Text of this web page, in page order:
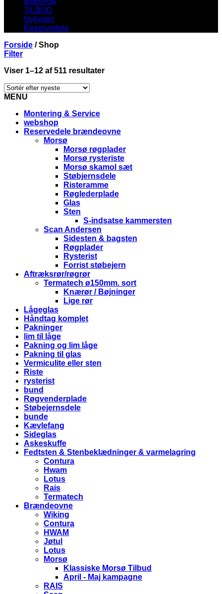
TILBUD
Nyheder
Reservedele
Forside /Shop
Filter
Viser 1–12 af 511 resultater
MENU
Montering & Service
webshop
Reservedele brændeovne
Morsø
Morsø røgplader
Morsø rysteriste
Morsø skamol sæt
Støbjernsdele
Risteramme
Røglederplade
Glas
Sten
S-indsatse kammersten
Scan Andersen
Sidesten & bagsten
Røgplader
Rysterist
Forrist støbejern
Aftræksrør/røgrør
Termatech ø150mm. sort
Knærør / Bøjninger
Lige rør
Lågeglas
Håndtag komplet
Pakninger
lim til låge
Pakning og lim låge
Pakning til glas
Vermiculite eller sten
Riste
rysterist
bund
Røgvenderplade
Støbejernsdele
bunde
Kævlefang
Sideglas
Askeskuffe
Fedtsten & Stenbeklædninger & varmelagring
Contura
Hwam
Lotus
Rais
Termatech
Brændeovne
Wiking
Contura
HWAM
Jøtul
Lotus
Morsø
Klassiske Morsø Tilbud
April - Maj kampagne
RAIS